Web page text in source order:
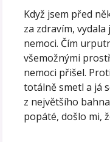
Když jsem před
za zdravím, vydala
nemoci. Čím
všemožnými
nemoci přišel.
totálně smetl a já
z největšího
popáté, došlo mi,